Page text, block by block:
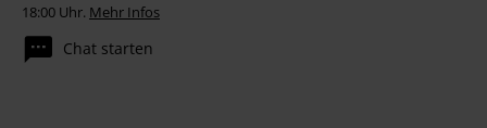
18:00 Uhr. Mehr Infos
Chat starten